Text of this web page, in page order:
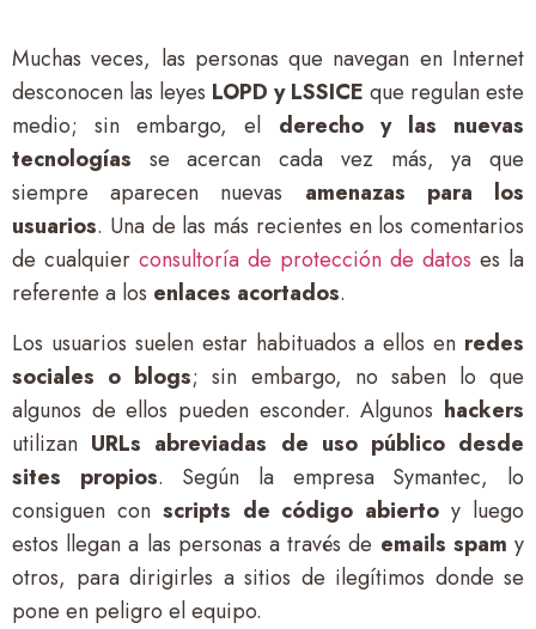
Muchas veces, las personas que navegan en Internet
desconocen las leyes LOPD y LSSICE que regulan este
medio; sin embargo, el derecho y las nuevas
tecnologías se acercan cada vez más, ya que
siempre aparecen nuevas amenazas para los
usuarios. Una de las más recientes en los comentarios
de cualquier consultoría de protección de datos es la
referente a los enlaces acortados.
Los usuarios suelen estar habituados a ellos en redes
sociales o blogs; sin embargo, no saben lo que
algunos de ellos pueden esconder. Algunos hackers
utilizan URLs abreviadas de uso público desde
sites propios. Según la empresa Symantec, lo
consiguen con scripts de código abierto y luego
estos llegan a las personas a través de emails spam y
otros, para dirigirles a sitios de ilegítimos donde se
pone en peligro el equipo.